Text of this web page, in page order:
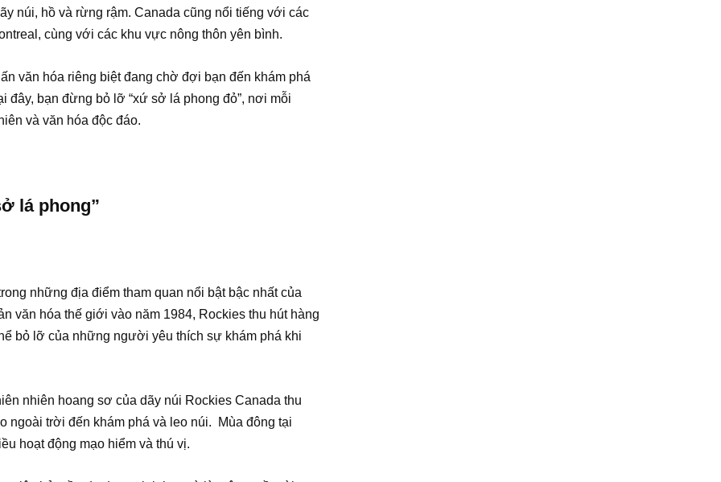
núi, hồ và rừng rậm. Canada cũng nổi tiếng với các
cùng với các khu vực nông thôn yên bình.
văn hóa riêng biệt đang chờ đợi bạn đến khám phá
đây, bạn đừng bỏ lỡ “xứ sở lá phong đỏ”, nơi mỗi
và văn hóa độc đáo.
lá phong”
những địa điểm tham quan nổi bật bậc nhất của
văn hóa thế giới vào năm 1984, Rockies thu hút hàng
bỏ lỡ của những người yêu thích sự khám phá khi
nhiên hoang sơ của dãy núi Rockies Canada thu
ngoài trời đến khám phá và leo núi. Mùa đông tại
hoạt động mạo hiểm và thú vị.